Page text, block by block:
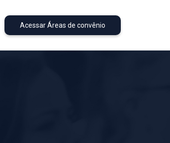
Acessar Áreas de convênio